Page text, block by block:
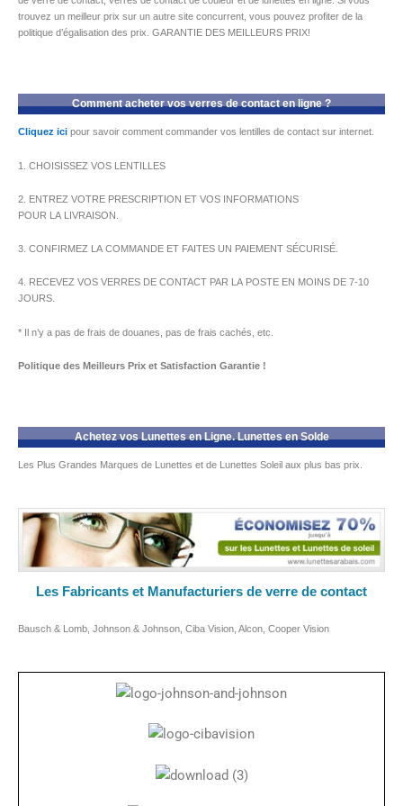
trouvez un meilleur prix sur un autre site concurrent, vous pouvez profiter de la
politique d’égalisation des prix. GARANTIE DES MEILLEURS PRIX!
Comment acheter vos verres de contact en ligne ?
Cliquez ici pour savoir comment commander vos lentilles de contact sur internet.
1. CHOISISSEZ VOS LENTILLES
2. ENTREZ VOTRE PRESCRIPTION ET VOS INFORMATIONS
POUR LA LIVRAISON.
3. CONFIRMEZ LA COMMANDE ET FAITES UN PAIEMENT SÉCURISÉ.
4. RECEVEZ VOS VERRES DE CONTACT PAR LA POSTE EN MOINS DE 7-10
JOURS.
* Il n’y a pas de frais de douanes, pas de frais cachés, etc.
Politique des Meilleurs Prix et Satisfaction Garantie !
Achetez vos Lunettes en Ligne. Lunettes en Solde
Les Plus Grandes Marques de Lunettes et de Lunettes Soleil aux plus bas prix.
Les Fabricants et Manufacturiers de verre de contact
Bausch & Lomb, Johnson & Johnson, Ciba Vision, Alcon, Cooper Vision